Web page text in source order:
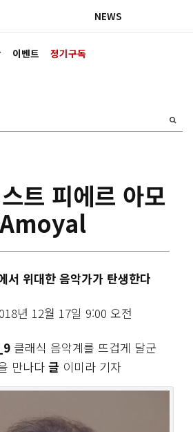
이벤트 정기구독
NEWS
트 피에르 아모
서 위대한 음악가가 탄생한다
년 12월 17일 9:00 오전
클래식 음악계를 뜨겁게 달군
만나다 글 이미라 기자